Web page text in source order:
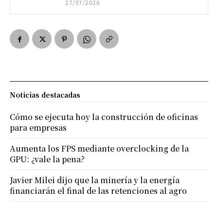
27/07/2026
Noticias destacadas
Cómo se ejecuta hoy la construcción de oficinas
para empresas
Aumenta los FPS mediante overclocking de la
GPU: ¿vale la pena?
Javier Milei dijo que la minería y la energía
financiarán el final de las retenciones al agro